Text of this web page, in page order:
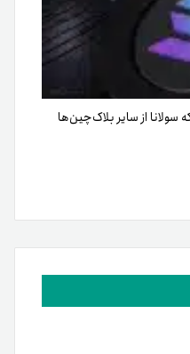
از سایر بلاک‌چین‌ها